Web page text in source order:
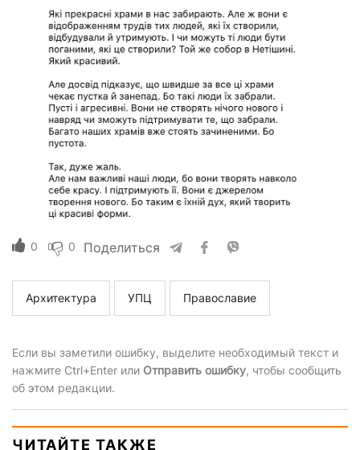
0 0 Поделиться
Архитектура УПЦ Православие
Если вы заметили ошибку, выделите необходимый текст и
нажмите Ctrl+Enter или Отправить ошибку, чтобы сообщить
об этом редакции.
ЧИТАЙТЕ ТАКЖЕ